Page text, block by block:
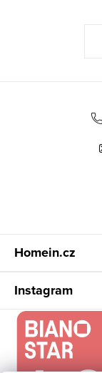
Homein.cz
Instagram